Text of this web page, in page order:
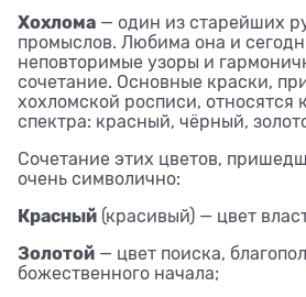
Хохлома — один из старейших
промыслов. Любима она и
неповторимые узоры и
сочетание. Основные краски,
хохломской росписи, относятся
спектра: красный, чёрный,
Сочетание этих цветов,
очень символично:
Красный (красивый) — цвет
Золотой — цвет поиска,
божественного начала;